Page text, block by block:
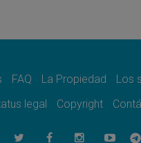
paz
Sturla: La visita de León XIV
noticia para todo el Uruguay
06.08.2026
FAQ La Propiedad Los
legal
Copyright